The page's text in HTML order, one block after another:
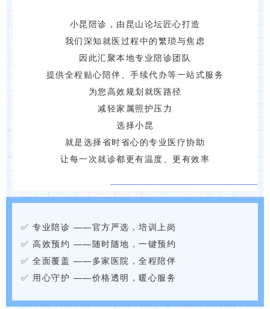
小昆陪诊，由昆山论坛匠心打造
我们深知就医过程中的繁琐与焦虑
因此汇聚本地专业陪诊团队
提供全程贴心陪伴、手续代办等一站式服务
为您高效规划就医路径
减轻家属照护压力
选择小昆
就是选择省时省心的专业医疗协助
让每一次就诊都更有温度、更有效率
✅ 专业陪诊 ——官方严选，培训上岗
✅ 高效预约 ——随时随地，一键预约
✅ 全面覆盖 ——多家医院，全程陪伴
✅ 用心守护 ——价格透明，暖心服务